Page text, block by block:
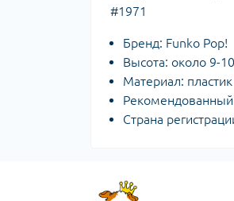
#1971
Бренд: Funko Pop!
Высота: около 9-
Материал:
Рекомендованный
Страна